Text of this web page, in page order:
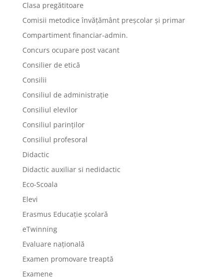
Clasa pregătitoare
Comisii metodice învățământ preșcolar și primar
Compartiment financiar-admin.
Concurs ocupare post vacant
Consilier de etică
Consilii
Consiliul de administrație
Consiliul elevilor
Consiliul parinților
Consiliul profesoral
Didactic
Didactic auxiliar si nedidactic
Eco-Scoala
Elevi
Erasmus Educație școlară
eTwinning
Evaluare națională
Examen promovare treaptă
Examene